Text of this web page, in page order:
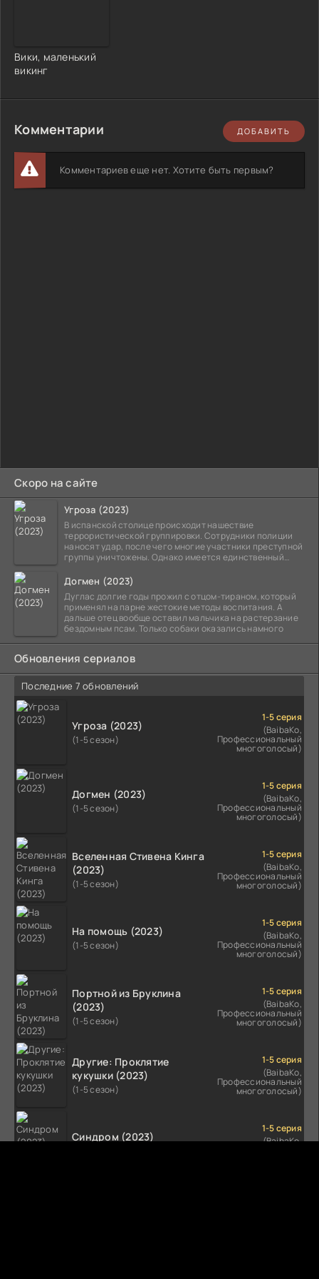
Скоро на сайте
Угроза (2023)
В испанской столице происходит нашествие
террористической группировки. Сотрудники полиции
наносят удар, после чего многие участники преступной
группы уничтожены. Однако имеется единственный
Догмен (2023)
Дуглас долгие годы прожил с отцом-тираном, который
применял на парне жестокие методы воспитания. А
дальше отец вообще оставил мальчика на растерзание
бездомным псам. Только собаки оказались намного
Обновления сериалов
Последние 7 обновлений
Угроза (2023)
(1-5 сезон)
1-5 серия
(BaibaKo,
Профессиональный
многоголосый)
Догмен (2023)
(1-5 сезон)
1-5 серия
(BaibaKo,
Профессиональный
многоголосый)
Вселенная Стивена Кинга
(2023)
(1-5 сезон)
1-5 серия
(BaibaKo,
Профессиональный
многоголосый)
На помощь (2023)
(1-5 сезон)
1-5 серия
(BaibaKo,
Профессиональный
многоголосый)
Портной из Бруклина
(2023)
(1-5 сезон)
1-5 серия
(BaibaKo,
Профессиональный
многоголосый)
Другие: Проклятие
кукушки (2023)
(1-5 сезон)
1-5 серия
(BaibaKo,
Профессиональный
многоголосый)
Синдром (2023)
1-5 серия
(BaibaKo,
Вики, маленький
викинг
Комментарии ДОБАВИТЬ
Комментариев еще нет. Хотите быть первым?